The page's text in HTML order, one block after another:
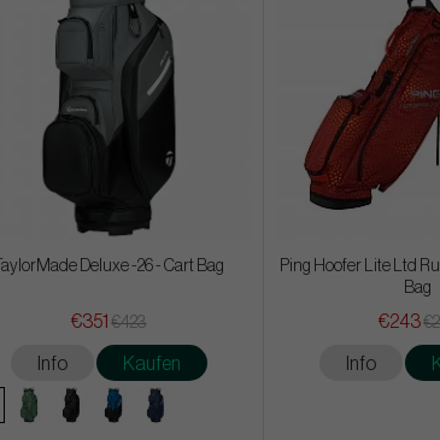
TaylorMade Deluxe -26 - Cart Bag
€351 €423
Info Kaufen
Ping Hoofer Lite Ltd
Bag
€243
Info